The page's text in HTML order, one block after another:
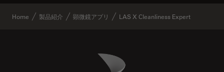
Home 製品紹介 顕微鏡アプリ LAS X Cleanliness Expert
Danaher Logo